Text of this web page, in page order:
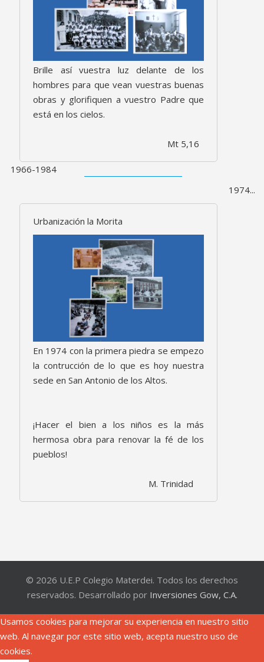
Brille así vuestra luz delante de los
hombres para que vean vuestras buenas
obras y glorifiquen a vuestro Padre que
está en los cielos.
Mt 5,16
1966-1984
1974...
Urbanización la Morita
En 1974 con la primera piedra se empezo
la contrucción de lo que es hoy nuestra
sede en San Antonio de los Altos.
¡Hacer el bien a los niños es la más
hermosa obra para renovar la fé de los
pueblos!
M. Trinidad
© 2026 U.E.P Colegio Materdei. Todos los derechos
reservados. Desarrollado por Inversiones Gow, C.A.
Usamos cookies para mejorar su experiencia en nuestro sitio
web. Al navegar por este sitio web, acepta nuestro uso de
cookies.